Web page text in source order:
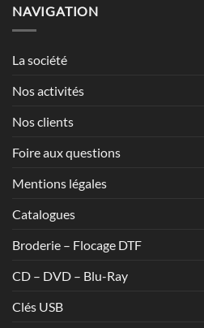
NAVIGATION
La société
Nos activités
Nos clients
Foire aux questions
Mentions légales
Catalogues
Broderie – Flocage DTF
CD – DVD – Blu-Ray
Clés USB